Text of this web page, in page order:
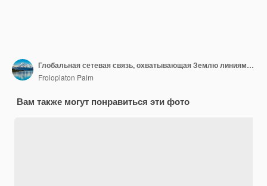
Глобальная сетевая связь, охватывающая Землю линиями инновационного восприятия
Frolopiaton Palm
Вам также могут понравиться эти фото